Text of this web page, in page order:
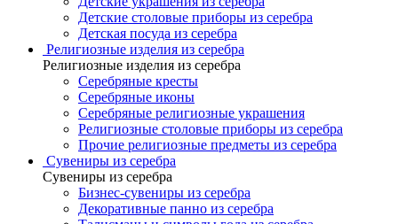
Детские столовые приборы из серебра
Детская посуда из серебра
Религиозные изделия из серебра
Религиозные изделия из серебра
Серебряные кресты
Серебряные иконы
Серебряные религиозные украшения
Религиозные столовые приборы из серебра
Прочие религиозные предметы из серебра
Сувениры из серебра
Сувениры из серебра
Бизнес-сувениры из серебра
Декоративные панно из серебра